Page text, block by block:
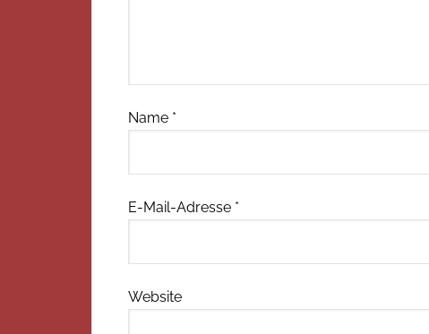
Name *
E-Mail-Adresse *
Website